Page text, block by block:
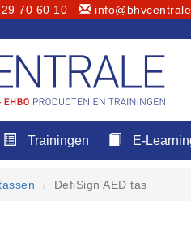
70 60 10
Trainingen E-
DefiSign AED tas